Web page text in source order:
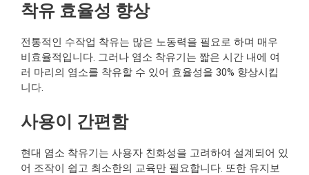
착유 효율성 향상
전통적인 수작업 착유는 많은 노동력을 필요로 하며 매우
비효율적입니다. 그러나 염소 착유기는 짧은 시간 내에 여
러 마리의 염소를 착유할 수 있어 효율성을 30% 향상시킵
니다.
사용이 간편함
현대 염소 착유기는 사용자 친화성을 고려하여 설계되어 있
어 조작이 쉽고 최소한의 교육만 필요합니다. 또한 유지보